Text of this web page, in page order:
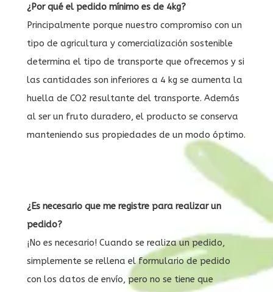
¿Por qué el pedido mínimo es de 4kg?
Principalmente porque nuestro compromiso con un
tipo de agricultura y comercialización sostenible
determina el tipo de transporte que ofrecemos y si
las cantidades son inferiores a 4 kg se aumenta la
huella de CO2 resultante del transporte. Además
al ser un fruto duradero, el producto se conserva
manteniendo sus propiedades de un modo óptimo.
¿Es necesario que me registre para realizar un
pedido?
¡No es necesario! Cuando se realiza un pedido,
simplemente se rellena el formulario de pedido
con los datos de envío, pero no se tiene que